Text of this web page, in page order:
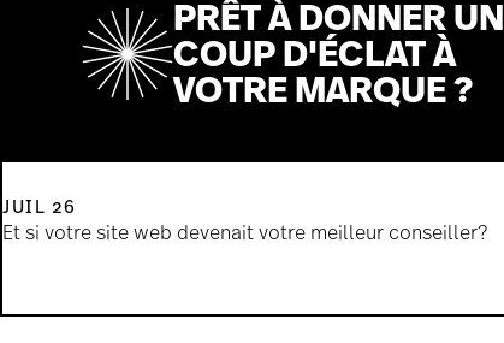
PRÊT À DONNER UN
COUP D'ÉCLAT À
VOTRE MARQUE ?
JUIL 26
Et si votre site web devenait votre meilleur conseiller?